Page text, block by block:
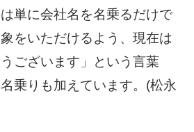
単に会社名を名乗るだけで
をいただけるよう、現在は
ございます」という言葉
乗りも加えています。(松永